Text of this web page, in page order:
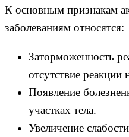
К основным признакам
заболеваниям относятся:
Заторможенность
отсутствие
Появление
участках тела.
Увеличение